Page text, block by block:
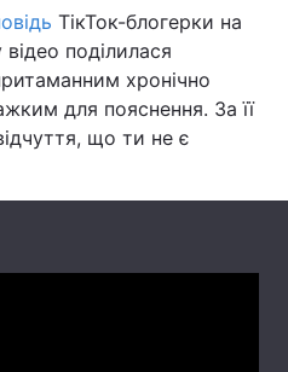
Туризм
Погода
Регіони
ТікТок-блогерки на
поділилася
хронічно
для пояснення. За її
що ти не є